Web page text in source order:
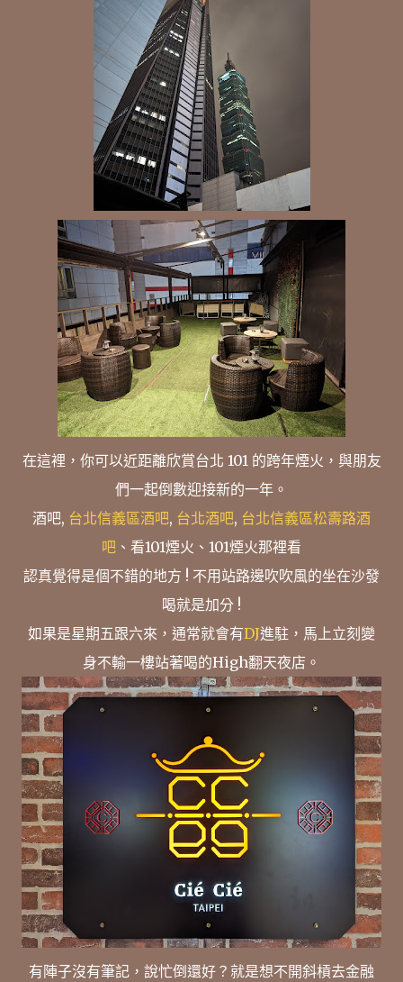
在這裡，你可以近距離欣賞台北 101 的跨年煙火，與朋友
們一起倒數迎接新的一年。
酒吧, 台北信義區酒吧, 台北酒吧, 台北信義區松壽路酒
吧 、看101煙火、101煙火那裡看
認真覺得是個不錯的地方 ! 不用站路邊吹吹風的坐在沙發
喝就是加分 !
如果是星期五跟六來，通常就會有DJ進駐，馬上立刻變
身不輸一樓站著喝的High翻天夜店。
有陣子沒有筆記，說忙倒還好？就是想不開斜槓去金融